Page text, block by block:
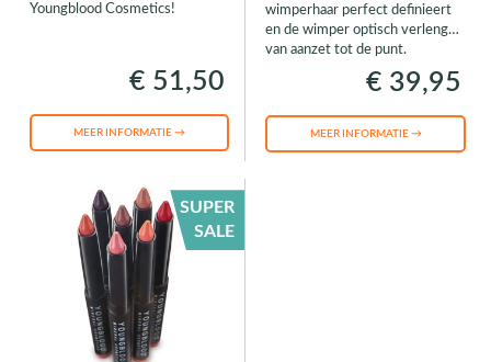
Youngblood Cosmetics!
€ 51,50
MEER INFORMATIE →
wimperhaar perfect definieert
en de wimper optisch verlengt
van aanzet tot de punt.
€ 39,95
MEER INFORMATIE →
SUPER
SALE